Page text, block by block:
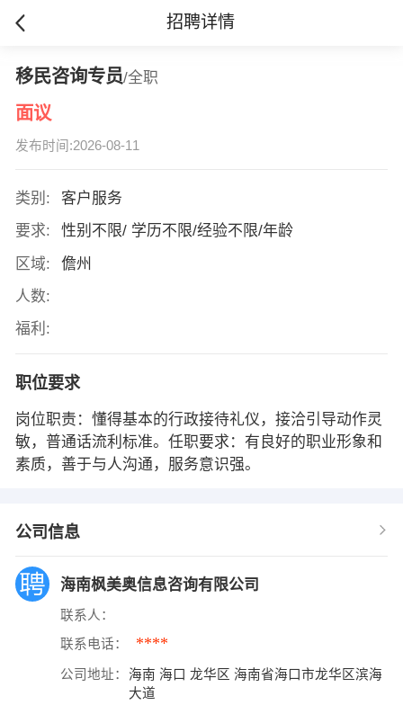
招聘详情
移民咨询专员/全职
面议
发布时间:2026-08-11
类别:
客户服务
要求:
性别不限/ 学历不限/经验不限/年龄
区域:
儋州
人数:
福利:
职位要求
岗位职责：懂得基本的行政接待礼仪，接洽引导动作灵
敏，普通话流利标准。任职要求：有良好的职业形象和
素质，善于与人沟通，服务意识强。
公司信息
海南枫美奥信息咨询有限公司
联系人：
联系电话： ****
公司地址：
海南 海口 龙华区 海南省海口市龙华区滨海
大道